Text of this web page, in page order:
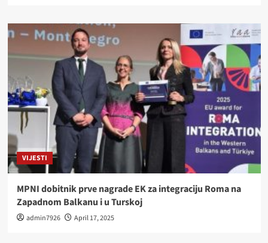
VIJESTI
MPNI dobitnik prve nagrade EK za integraciju Roma na
Zapadnom Balkanu i u Turskoj
admin7926 April 17, 2025